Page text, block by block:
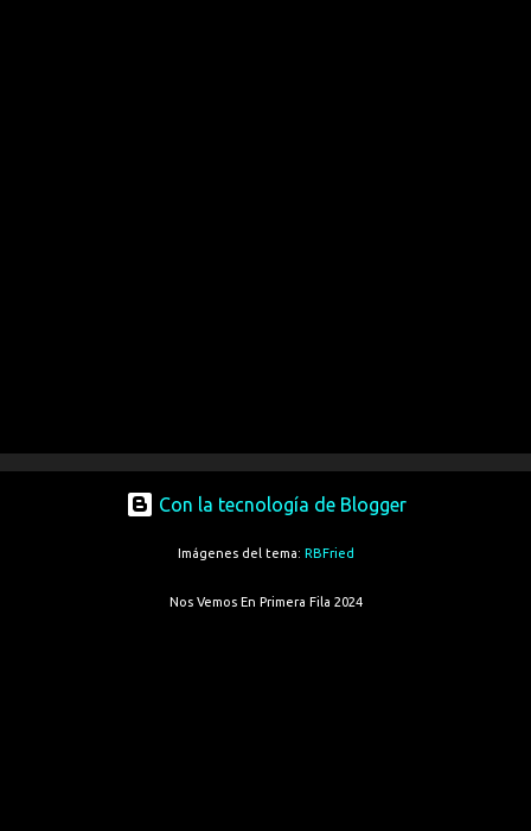
Con la tecnología de Blogger
Imágenes del tema: RBFried
Nos Vemos En Primera Fila 2024